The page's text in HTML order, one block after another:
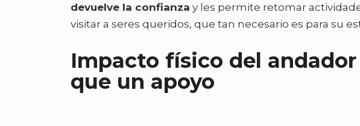
devuelve la confianza y les permite retomar
visitar a seres queridos, que tan necesario es para su
Impacto físico del
que un apoyo